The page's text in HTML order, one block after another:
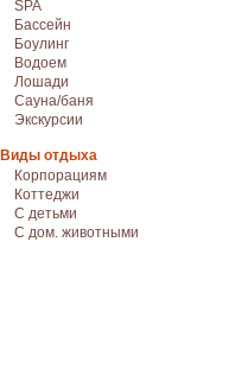
SPA
Бассейн
Боулинг
Водоем
Лошади
Сауна/баня
Экскурсии
Виды отдыха
Корпорациям
Коттеджи
С детьми
С дом. животными